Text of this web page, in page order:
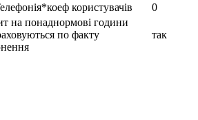
користувачів 0
на понаднормові години
по факту
так